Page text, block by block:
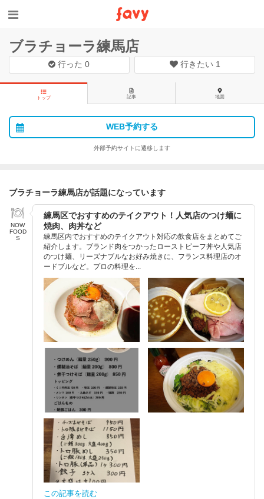
ブラチョーラ練馬店
行った0 行きたい 1
トップ 記事 地図
WEB予約する
外部予約サイトに遷移します
ブラチョーラ練馬店が話題になっています
NOW
FOOD
S
練馬区でおすすめのテイクアウト！人気店のつけ麺に
焼肉、肉丼など
練馬区内でおすすめのテイクアウト対応の飲食店をまとめてご
紹介します。ブランド肉をつかったローストビーフ丼や人気店
のつけ麺、リーズナブルなお好み焼きに、フランス料理店のオ
ードブルなど。プロの料理を...
この記事を読む